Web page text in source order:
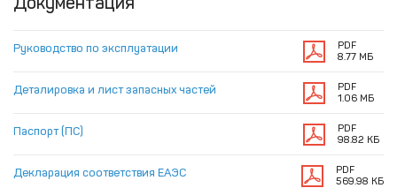
Руководство по эксплуатации
PDF
8.77 МБ
Деталировка и лист запасных частей
PDF
1.06 МБ
Паспорт (ПС)
PDF
98.82 КБ
Декларация соответствия ЕАЭС
PDF
569.98 КБ